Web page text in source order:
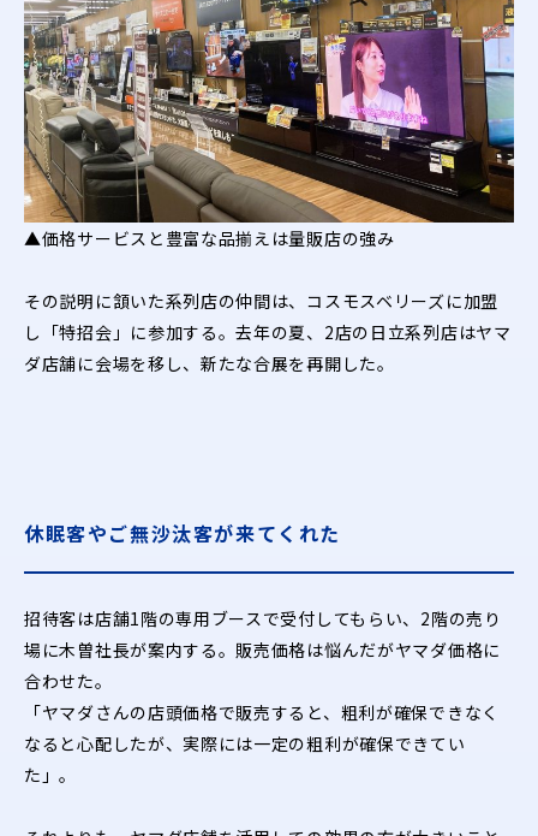
▲価格サービスと豊富な品揃えは量販店の強み
その説明に頷いた系列店の仲間は、コスモスベリーズに加盟
し「特招会」に参加する。去年の夏、2店の日立系列店はヤマ
ダ店舗に会場を移し、新たな合展を再開した。
休眠客やご無沙汰客が来てくれた
招待客は店舗1階の専用ブースで受付してもらい、2階の売り
場に木曽社長が案内する。販売価格は悩んだがヤマダ価格に
合わせた。
「ヤマダさんの店頭価格で販売すると、粗利が確保できなく
なると心配したが、実際には一定の粗利が確保できてい
た」。